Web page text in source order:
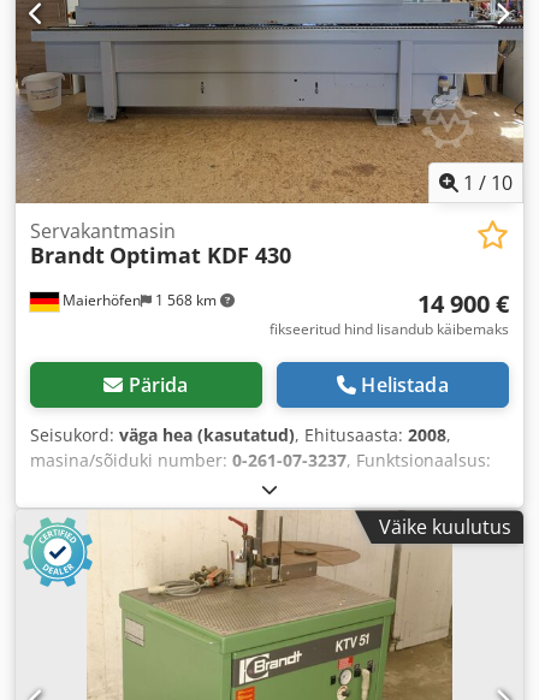
1 / 10
Maierhöfen 1 568 km
Servakantmasin
Brandt Optimat KDF 430
14 900 €
fikseeritud hind lisandub käibemaks
Pärida Helistada
Seisukord: väga hea (kasutatud), Ehitusaasta: 2008,
masina/sõiduki number: 0-261-07-3237, Funktsionaalsus:
, sisendpinge:
(maks.):60 mm, ääre paksus (maks.):6 mm, kõrguse
reguleerimise tüüp:
mehaaniline, käitlustüüp:elektriline,
kogukõrgus:
1 580 mm, kogupikkus:4 860 mm
1 130 mm
, kogumass:1 630 kg, Varustus:
CE-märgistus,
dokumentatsioon / käsiraamat,
Väike kuulutus